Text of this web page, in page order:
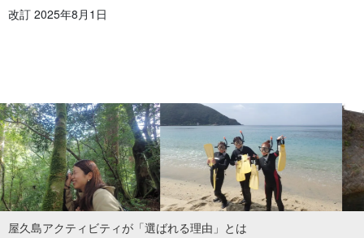
改訂 2025年8月1日
屋久島アクティビティが「選ばれる理由」とは